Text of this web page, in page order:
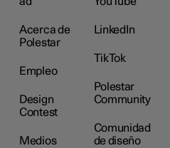
Acerca de
Polestar
Empleo
Design
Contest
Medios
LinkedIn
TikTok
Polestar
Community
Comunidad
de diseño